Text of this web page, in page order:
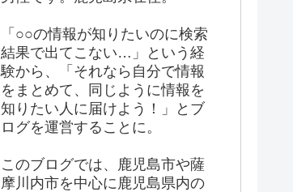
「○○の情報が知りたいのに検索
結果で出てこない…」という経
験から、「それなら自分で情報
をまとめて、同じように情報を
知りたい人に届けよう！」とブ
ログを運営することに。
このブログでは、鹿児島市や薩
摩川内市を中心に鹿児島県内の